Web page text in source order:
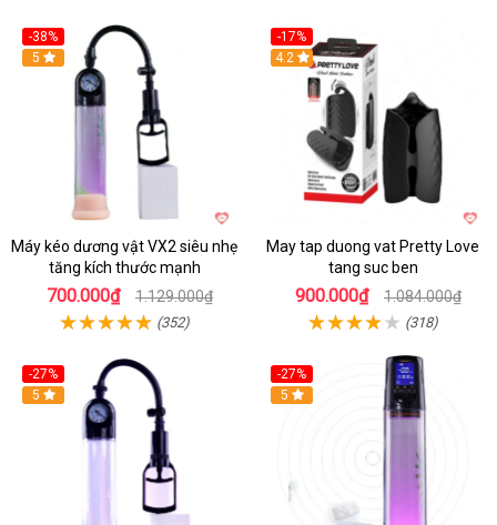
-38%
Hot
5
Máy kéo dương vật VX2 siêu nhẹ
tăng kích thước mạnh
700.000₫ 1.129.000₫
(352)
-17%
4.2
May tap duong vat Pretty Love
tang suc ben
900.000₫ 1.084.000₫
(318)
-27%
Hot
5
-27%
Hot
5